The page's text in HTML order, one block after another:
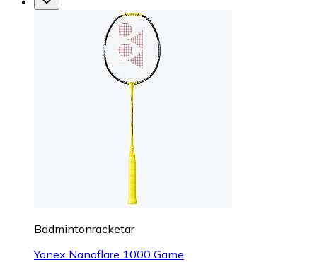
Badmintonracketar
Yonex Nanoflare 1000 Game